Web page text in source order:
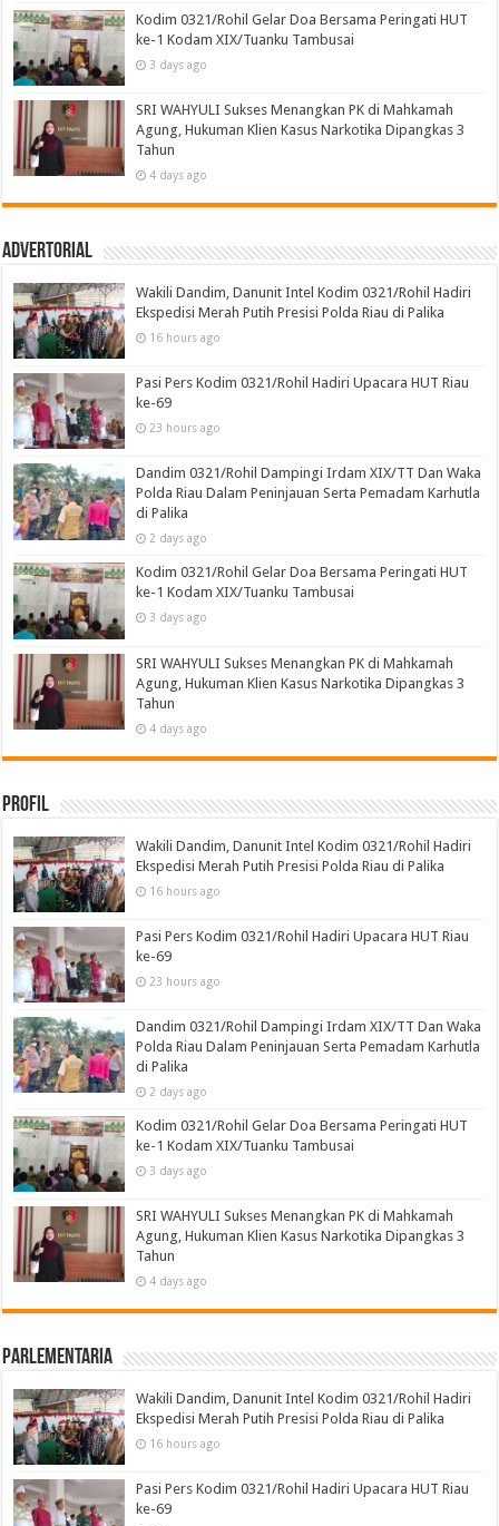
Kodim 0321/Rohil Gelar Doa Bersama Peringati HUT
ke-1 Kodam XIX/Tuanku Tambusai
3 days ago
SRI WAHYULI Sukses Menangkan PK di Mahkamah
Agung, Hukuman Klien Kasus Narkotika Dipangkas 3
Tahun
4 days ago
Advertorial
Wakili Dandim, Danunit Intel Kodim 0321/Rohil Hadiri
Ekspedisi Merah Putih Presisi Polda Riau di Palika
16 hours ago
Pasi Pers Kodim 0321/Rohil Hadiri Upacara HUT Riau
ke-69
23 hours ago
Dandim 0321/Rohil Dampingi Irdam XIX/TT Dan Waka
Polda Riau Dalam Peninjauan Serta Pemadam Karhutla
di Palika
2 days ago
Kodim 0321/Rohil Gelar Doa Bersama Peringati HUT
ke-1 Kodam XIX/Tuanku Tambusai
3 days ago
SRI WAHYULI Sukses Menangkan PK di Mahkamah
Agung, Hukuman Klien Kasus Narkotika Dipangkas 3
Tahun
4 days ago
Profil
Wakili Dandim, Danunit Intel Kodim 0321/Rohil Hadiri
Ekspedisi Merah Putih Presisi Polda Riau di Palika
16 hours ago
Pasi Pers Kodim 0321/Rohil Hadiri Upacara HUT Riau
ke-69
23 hours ago
Dandim 0321/Rohil Dampingi Irdam XIX/TT Dan Waka
Polda Riau Dalam Peninjauan Serta Pemadam Karhutla
di Palika
2 days ago
Kodim 0321/Rohil Gelar Doa Bersama Peringati HUT
ke-1 Kodam XIX/Tuanku Tambusai
3 days ago
SRI WAHYULI Sukses Menangkan PK di Mahkamah
Agung, Hukuman Klien Kasus Narkotika Dipangkas 3
Tahun
4 days ago
Parlementaria
Wakili Dandim, Danunit Intel Kodim 0321/Rohil Hadiri
Ekspedisi Merah Putih Presisi Polda Riau di Palika
16 hours ago
Pasi Pers Kodim 0321/Rohil Hadiri Upacara HUT Riau
ke-69